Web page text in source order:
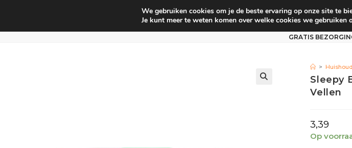
Huishouden Interieur parfum Babyverzorging
GRATIS
>
Sleepy
Vellen
3,39
Op
We gebruiken cookies om je de beste ervaring op onze site te
Je kunt meer te weten komen over welke cookies we gebruiken